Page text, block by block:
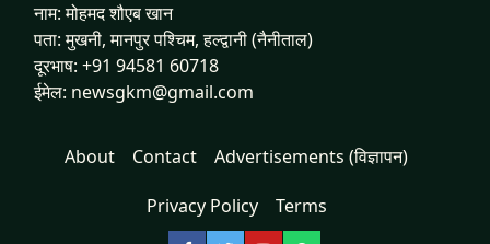
नाम: मोहमद शौएब खान
पता: मुखनी, मानपुर पश्चिम, हल्द्वानी (नैनीताल)
दूरभाष: +91 94581 60718
ईमेल: newsgkm@gmail.com
About Contact Advertisements (विज्ञापन)
Privacy Policy Terms